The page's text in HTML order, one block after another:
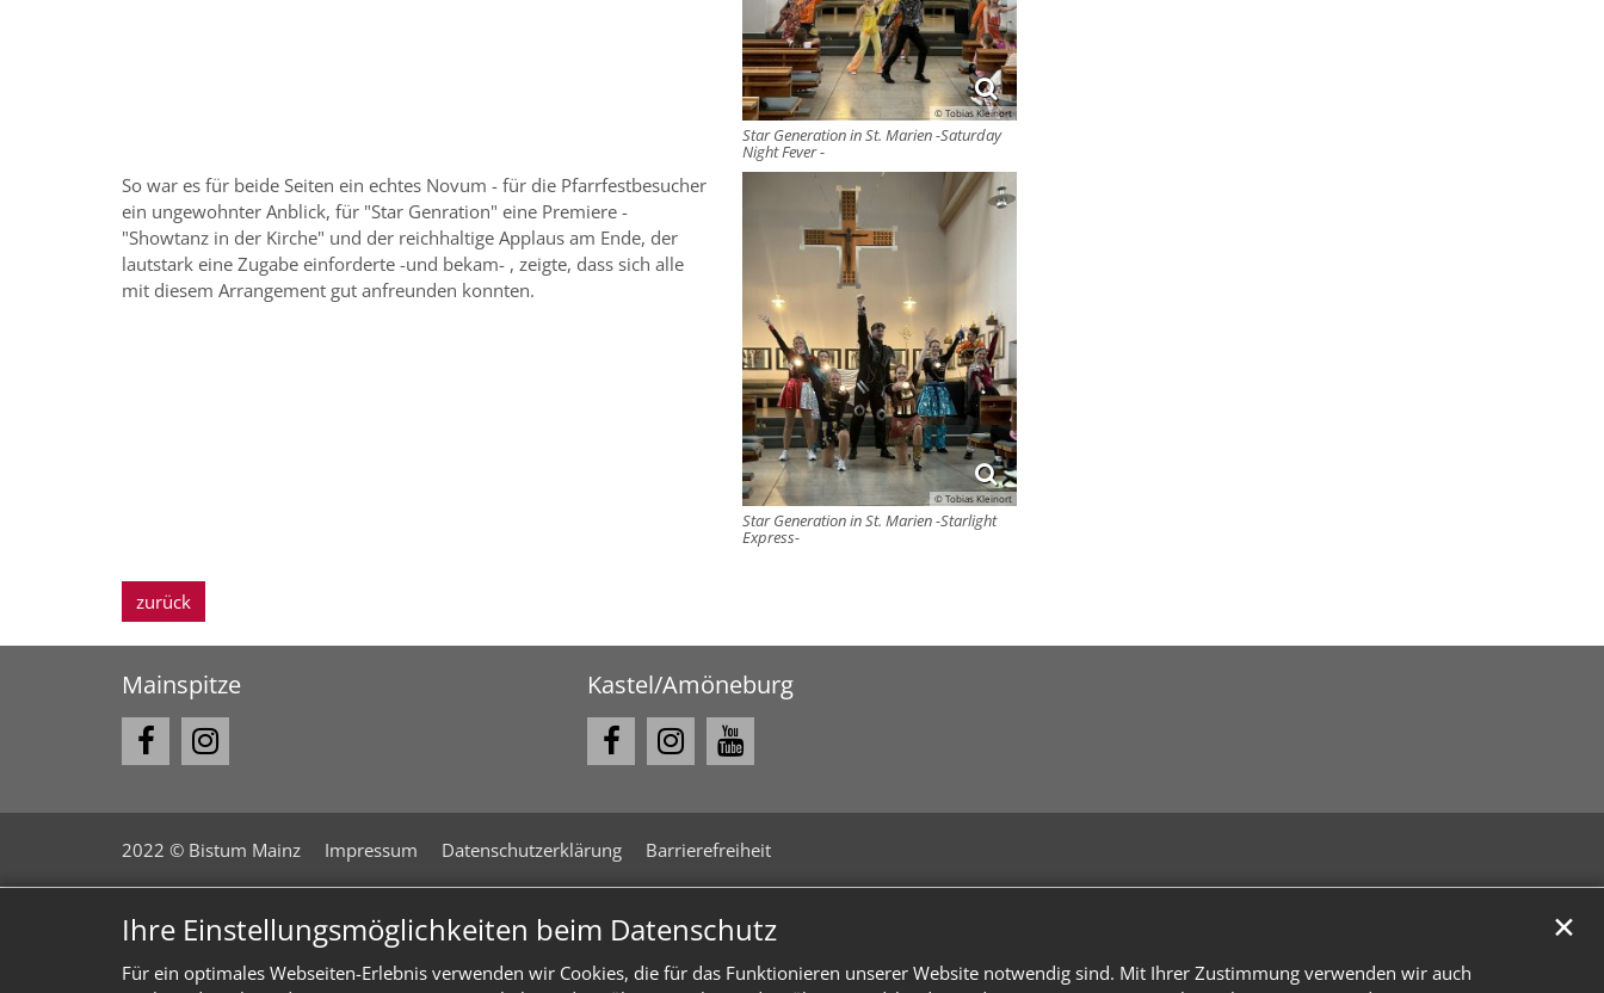
Ihre Einstellungsmöglichkeiten beim Datenschutz
Für ein optimales Webseiten-Erlebnis verwenden wir Cookies, die für das Funktionieren unserer Website notwendig sind. Mit Ihrer Zustimmung verwenden wir auch
✕
© Tobias Kleinort
Star Generation in St. Marien -Saturday
Night Fever -
© Tobias Kleinort
Star Generation in St. Marien -Starlight
Express-
So war es für beide Seiten ein echtes Novum - für die Pfarrfestbesucher
ein ungewohnter Anblick, für "Star Genration" eine Premiere -
"Showtanz in der Kirche" und der reichhaltige Applaus am Ende, der
lautstark eine Zugabe einforderte -und bekam- , zeigte, dass sich alle
mit diesem Arrangement gut anfreunden konnten.
zurück
Mainspitze Kastel/Amöneburg
2022 © Bistum Mainz Impressum Datenschutzerklärung Barrierefreiheit